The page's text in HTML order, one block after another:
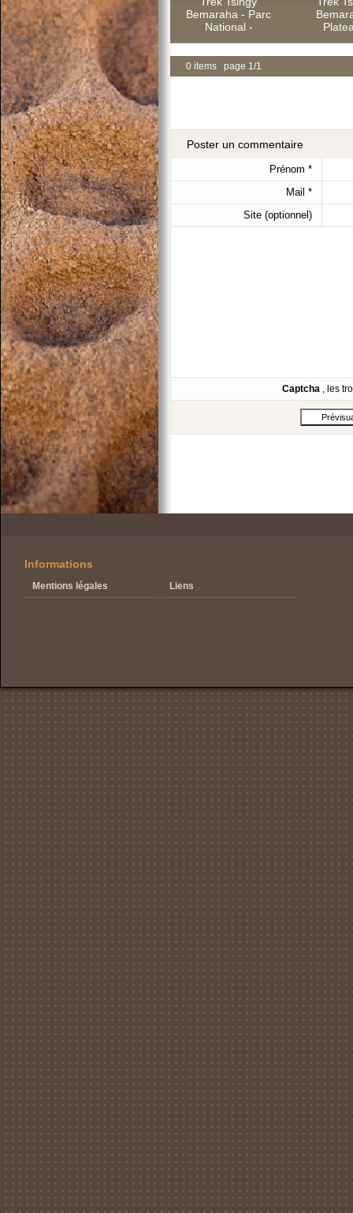
Bemaraha - Parc
National -
0 items page 1/1
Poster un commentaire
Prénom *
Mail *
Site (optionnel)
Captcha , les
Informations
Mentions légales Liens